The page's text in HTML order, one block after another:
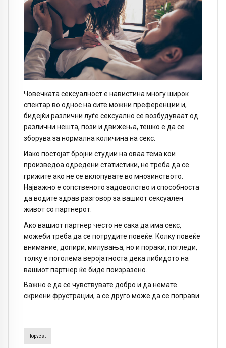
Човечката сексуалност е навистина многу широк
спектар во однос на сите можни преференции и,
бидејќи различни луѓе сексуално се возбудуваат од
различни нешта, пози и движења, тешко е да се
зборува за нормална количина на секс.
Иако постојат бројни студии на оваа тема кои
произведоа одредени статистики, не треба да се
грижите ако не се вклопувате во мнозинството.
Најважно е сопственото задоволство и способноста
да водите здрав разговор за вашиот сексуален
живот со партнерот.
Ако вашиот партнер често не сака да има секс,
можеби треба да се потрудите повеќе. Колку повеќе
внимание, допири, милувања, но и пораки, погледи,
толку е поголема веројатноста дека либидото на
вашиот партнер ќе биде поизразено.
Важно е да се чувствувате добро и да немате
скриени фрустрации, а се друго може да се поправи.
Topvest